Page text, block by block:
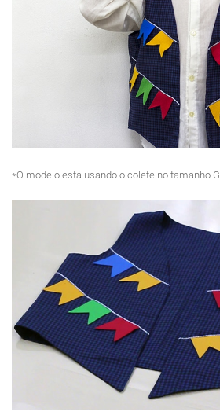
*O modelo está usando o colete no tamanho G.